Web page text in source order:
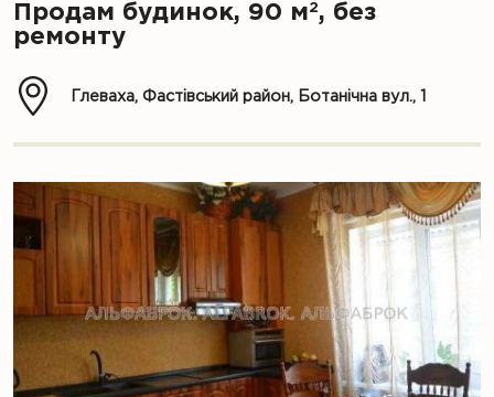
Продам будинок, 90 м2, без
ремонту
Глеваха, Фастівський район, Ботанічна вул., 1